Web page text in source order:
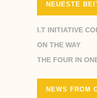
NEUESTE
I.T INITIATIVE
ON THE WAY
THE FOUR IN
NEWS FROM